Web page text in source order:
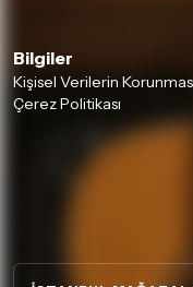
Bilgiler
Kişisel Verilerin
Çerez Politikası